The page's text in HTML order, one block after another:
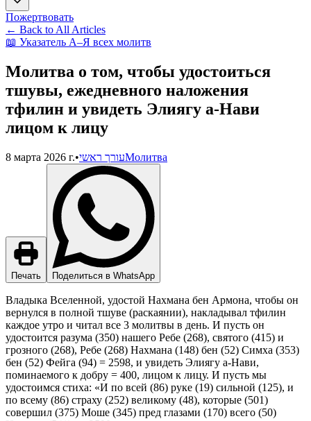
Пожертвовать
← Back to All Articles
📖 Указатель А–Я всех молитв
Молитва о том, чтобы удостоиться
тшувы, ежедневного наложения
тфилин и увидеть Элиягу а-Нави
лицом к лицу
8 марта 2026 г.•עורך ראשיМолитва
Печать Поделиться в WhatsApp
Владыка Вселенной, удостой Нахмана бен Армона, чтобы он
вернулся в полной тшуве (раскаянии), накладывал тфилин
каждое утро и читал все 3 молитвы в день. И пусть он
удостоится разума (350) нашего Ребе (268), святого (415) и
грозного (268), Ребе (268) Нахмана (148) бен (52) Симха (353)
бен (52) Фейга (94) = 2598, и увидеть Элиягу а-Нави,
поминаемого к добру = 400, лицом к лицу. И пусть мы
удостоимся стиха: «И по всей (86) руке (19) сильной (125), и
по всему (86) страху (252) великому (48), которые (501)
совершил (375) Моше (345) пред глазами (170) всего (50)